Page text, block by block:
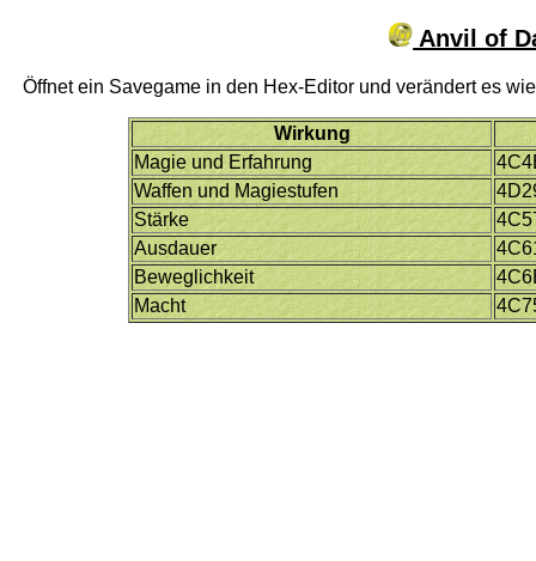
Anvil of
Öffnet ein Savegame in den Hex-Editor und verändert es
Wirkung
Magie und Erfahrung
Waffen und Magiestufen
Stärke
Ausdauer
Beweglichkeit
Macht